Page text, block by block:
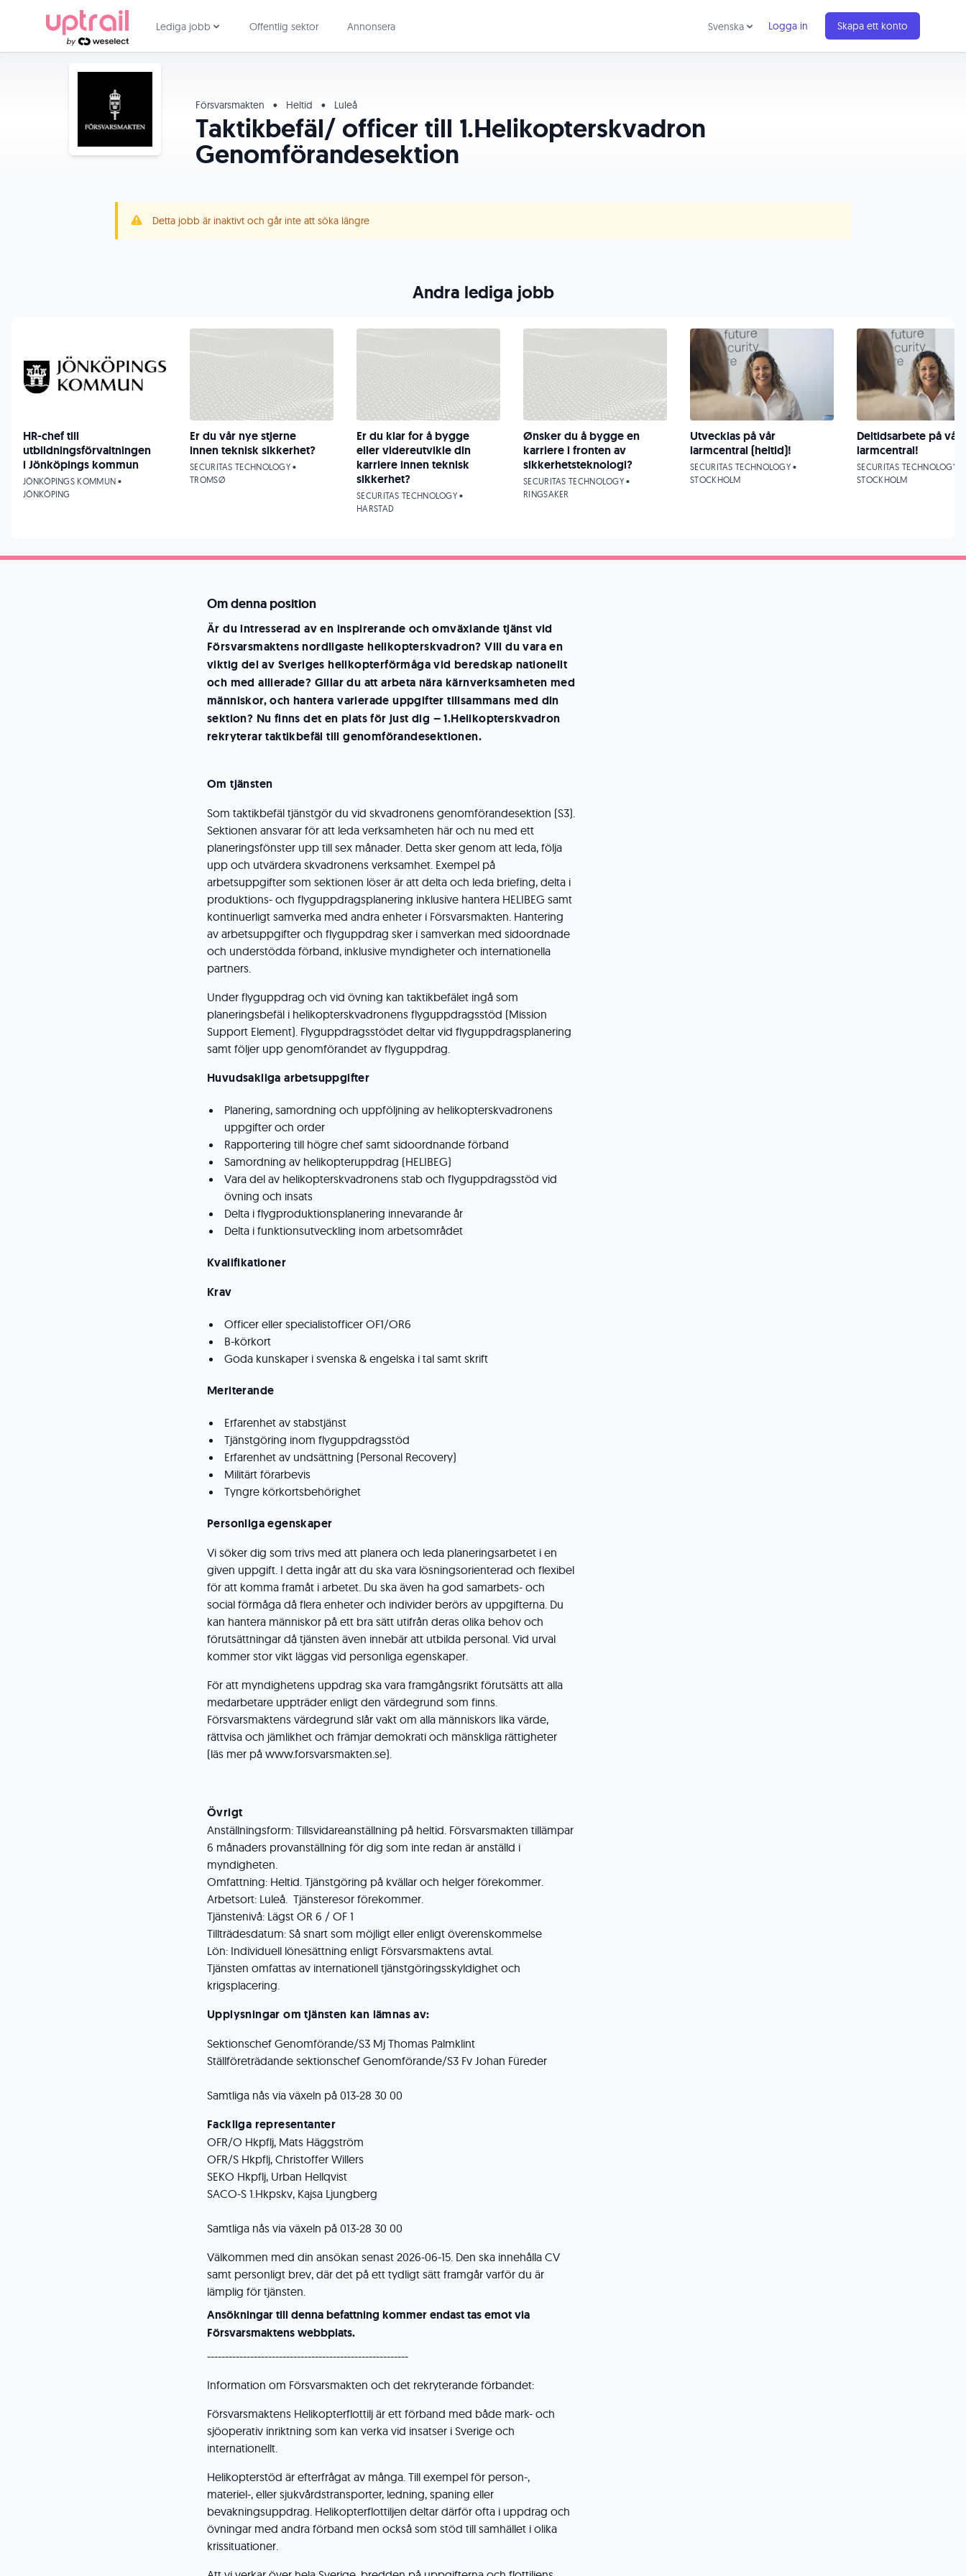
Lediga jobb Offentlig sektor Annonsera Svenska Logga in Skapa ett konto
Försvarsmakten • Heltid • Luleå
Taktikbefäl/ officer till 1.Helikopterskvadron
Genomförandesektion
Detta jobb är inaktivt och går inte att söka längre
Om denna position
Är du intresserad av en inspirerande och omväxlande tjänst vid
Försvarsmaktens nordligaste helikopterskvadron? Vill du vara en
viktig del av Sveriges helikopterförmåga vid beredskap nationellt
och med allierade? Gillar du att arbeta nära kärnverksamheten med
människor, och hantera varierade uppgifter tillsammans med din
sektion? Nu finns det en plats för just dig – 1.Helikopterskvadron
rekryterar taktikbefäl till genomförandesektionen.
Om tjänsten
Som taktikbefäl tjänstgör du vid skvadronens genomförandesektion (S3).
Sektionen ansvarar för att leda verksamheten här och nu med ett
planeringsfönster upp till sex månader. Detta sker genom att leda, följa
upp och utvärdera skvadronens verksamhet. Exempel på
arbetsuppgifter som sektionen löser är att delta och leda briefing, delta i
produktions- och flyguppdragsplanering inklusive hantera HELIBEG samt
kontinuerligt samverka med andra enheter i Försvarsmakten. Hantering
av arbetsuppgifter och flyguppdrag sker i samverkan med sidoordnade
och understödda förband, inklusive myndigheter och internationella
partners.
Under flyguppdrag och vid övning kan taktikbefälet ingå som
planeringsbefäl i helikopterskvadronens flyguppdragsstöd (Mission
Support Element). Flyguppdragsstödet deltar vid flyguppdragsplanering
samt följer upp genomförandet av flyguppdrag.
Huvudsakliga arbetsuppgifter
Planering, samordning och uppföljning av helikopterskvadronens
uppgifter och order
Rapportering till högre chef samt sidoordnande förband
Samordning av helikopteruppdrag (HELIBEG)
Vara del av helikopterskvadronens stab och flyguppdragsstöd vid
övning och insats
Delta i flygproduktionsplanering innevarande år
Delta i funktionsutveckling inom arbetsområdet
Kvalifikationer
Krav
Officer eller specialistofficer OF1/OR6
B-körkort
Goda kunskaper i svenska & engelska i tal samt skrift
Meriterande
Erfarenhet av stabstjänst
Tjänstgöring inom flyguppdragsstöd
Erfarenhet av undsättning (Personal Recovery)
Militärt förarbevis
Tyngre körkortsbehörighet
Personliga egenskaper
Vi söker dig som trivs med att planera och leda planeringsarbetet i en
given uppgift. I detta ingår att du ska vara lösningsorienterad och flexibel
för att komma framåt i arbetet. Du ska även ha god samarbets- och
social förmåga då flera enheter och individer berörs av uppgifterna. Du
kan hantera människor på ett bra sätt utifrån deras olika behov och
förutsättningar då tjänsten även innebär att utbilda personal. Vid urval
kommer stor vikt läggas vid personliga egenskaper.
För att myndighetens uppdrag ska vara framgångsrikt förutsätts att alla
medarbetare uppträder enligt den värdegrund som finns.
Försvarsmaktens värdegrund slår vakt om alla människors lika värde,
rättvisa och jämlikhet och främjar demokrati och mänskliga rättigheter
(läs mer på www.forsvarsmakten.se).
Övrigt
Anställningsform: Tillsvidareanställning på heltid. Försvarsmakten tillämpar
6 månaders provanställning för dig som inte redan är anställd i
myndigheten.
Omfattning: Heltid. Tjänstgöring på kvällar och helger förekommer.
Arbetsort: Luleå. Tjänsteresor förekommer.
Tjänstenivå: Lägst OR 6 / OF 1
Tillträdesdatum: Så snart som möjligt eller enligt överenskommelse
Lön: Individuell lönesättning enligt Försvarsmaktens avtal.
Tjänsten omfattas av internationell tjänstgöringsskyldighet och
krigsplacering.
Upplysningar om tjänsten kan lämnas av:
Sektionschef Genomförande/S3 Mj Thomas Palmklint
Ställföreträdande sektionschef Genomförande/S3 Fv Johan Füreder
Samtliga nås via växeln på 013-28 30 00
Fackliga representanter
OFR/O Hkpflj, Mats Häggström
OFR/S Hkpflj, Christoffer Willers
SEKO Hkpflj, Urban Hellqvist
SACO-S 1.Hkpskv, Kajsa Ljungberg
Samtliga nås via växeln på 013-28 30 00
Välkommen med din ansökan senast 2026-06-15. Den ska innehålla CV
samt personligt brev, där det på ett tydligt sätt framgår varför du är
lämplig för tjänsten.
Ansökningar till denna befattning kommer endast tas emot via
Försvarsmaktens webbplats.
--------------------------------------------------------
Information om Försvarsmakten och det rekryterande förbandet:
Försvarsmaktens Helikopterflottilj är ett förband med både mark- och
sjöoperativ inriktning som kan verka vid insatser i Sverige och
internationellt.
Helikopterstöd är efterfrågat av många. Till exempel för person-,
materiel-, eller sjukvårdstransporter, ledning, spaning eller
bevakningsuppdrag. Helikopterflottiljen deltar därför ofta i uppdrag och
övningar med andra förband men också som stöd till samhället i olika
krissituationer.
Andra lediga jobb
HR-chef till
utbildningsförvaltningen
i Jönköpings kommun
JÖNKÖPINGS KOMMUN •
JÖNKÖPING
Er du vår nye stjerne
innen teknisk sikkerhet?
SECURITAS TECHNOLOGY •
TROMSØ
Er du klar for å bygge
eller videreutvikle din
karriere innen teknisk
sikkerhet?
SECURITAS TECHNOLOGY •
HARSTAD
Ønsker du å bygge en
karriere i fronten av
sikkerhetsteknologi?
SECURITAS TECHNOLOGY •
RINGSAKER
Utvecklas på vår
larmcentral (heltid)!
SECURITAS TECHNOLOGY •
STOCKHOLM
Deltidsarbete på vår
larmcentral!
SECURITAS TECHNOLOGY •
STOCKHOLM